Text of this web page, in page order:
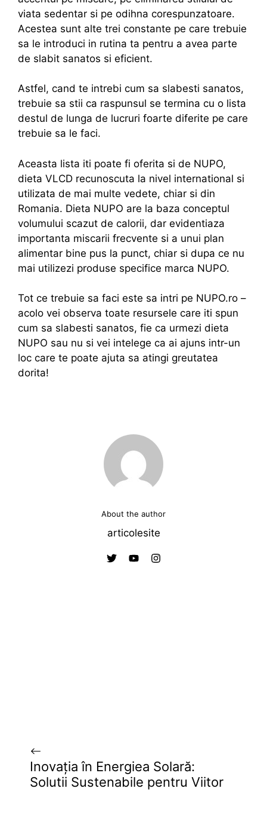
viata sedentar si pe odihna corespunzatoare.
Acestea sunt alte trei constante pe care trebuie
sa le introduci in rutina ta pentru a avea parte
de slabit sanatos si eficient.
Astfel, cand te intrebi cum sa slabesti sanatos,
trebuie sa stii ca raspunsul se termina cu o lista
destul de lunga de lucruri foarte diferite pe care
trebuie sa le faci.
Aceasta lista iti poate fi oferita si de NUPO,
dieta VLCD recunoscuta la nivel international si
utilizata de mai multe vedete, chiar si din
Romania. Dieta NUPO are la baza conceptul
volumului scazut de calorii, dar evidentiaza
importanta miscarii frecvente si a unui plan
alimentar bine pus la punct, chiar si dupa ce nu
mai utilizezi produse specifice marca NUPO.
Tot ce trebuie sa faci este sa intri pe NUPO.ro –
acolo vei observa toate resursele care iti spun
cum sa slabesti sanatos, fie ca urmezi dieta
NUPO sau nu si vei intelege ca ai ajuns intr-un
loc care te poate ajuta sa atingi greutatea
dorita!
About the author
articolesite
Inovația în Energiea Solară:
Solutii Sustenabile pentru Viitor